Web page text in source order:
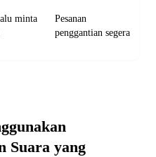
minta
Pesanan
penggantian segera
Suara yang